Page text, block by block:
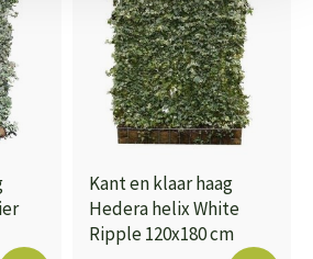
Kant en klaar haag
Hedera helix White
Ripple 120x180 cm